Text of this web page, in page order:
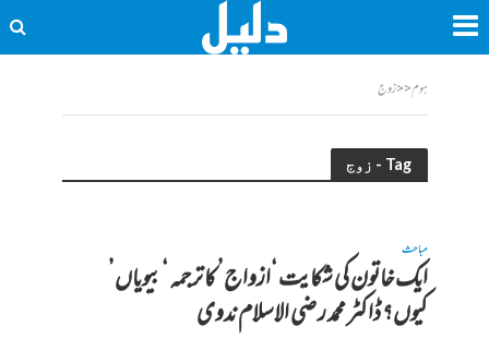
ہوم<<زوج
Tag - زوج
مباحث
ایک خاتون کی شکایت ‘ازواج’ کا ترجمہ ‘بیویاں’
کیوں؟ ڈاکٹر محمد رضی الاسلام ندوی